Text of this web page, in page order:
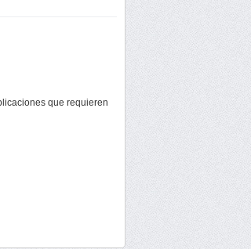
que requieren